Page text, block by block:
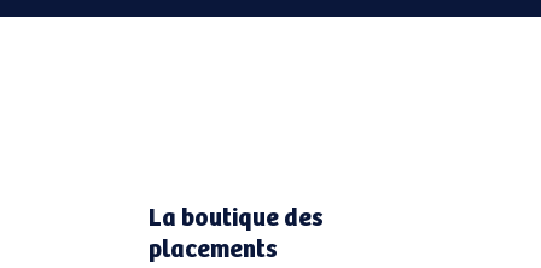
La boutique des
placements